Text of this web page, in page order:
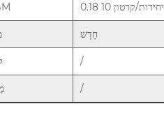
0.18 10 יחידות/קרטון
חָדָשׁ
/
/